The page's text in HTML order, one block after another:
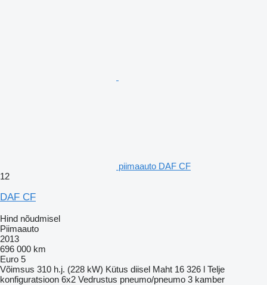
piimaauto DAF CF
12
DAF CF
Hind nõudmisel
Piimaauto
2013
696 000 km
Euro 5
Võimsus 310 h.j. (228 kW) Kütus diisel Maht 16 326 l Telje
konfiguratsioon 6x2 Vedrustus pneumo/pneumo 3 kamber